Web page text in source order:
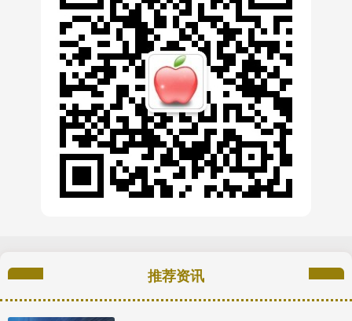
推荐资讯